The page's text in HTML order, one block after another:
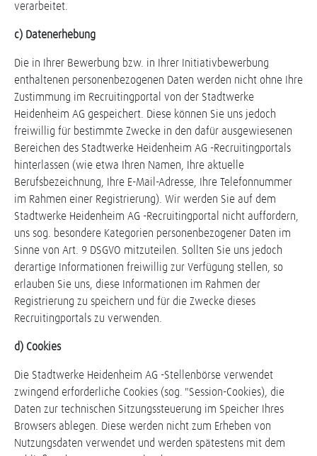
verarbeitet.
c) Datenerhebung
Die in Ihrer Bewerbung bzw. in Ihrer Initiativbewerbung
enthaltenen personenbezogenen Daten werden nicht ohne Ihre
Zustimmung im Recruitingportal von der Stadtwerke
Heidenheim AG gespeichert. Diese können Sie uns jedoch
freiwillig für bestimmte Zwecke in den dafür ausgewiesenen
Bereichen des Stadtwerke Heidenheim AG -Recruitingportals
hinterlassen (wie etwa Ihren Namen, Ihre aktuelle
Berufsbezeichnung, Ihre E-Mail-Adresse, Ihre Telefonnummer
im Rahmen einer Registrierung). Wir werden Sie auf dem
Stadtwerke Heidenheim AG -Recruitingportal nicht auffordern,
uns sog. besondere Kategorien personenbezogener Daten im
Sinne von Art. 9 DSGVO mitzuteilen. Sollten Sie uns jedoch
derartige Informationen freiwillig zur Verfügung stellen, so
erlauben Sie uns, diese Informationen im Rahmen der
Registrierung zu speichern und für die Zwecke dieses
Recruitingportals zu verwenden.
d) Cookies
Die Stadtwerke Heidenheim AG -Stellenbörse verwendet
zwingend erforderliche Cookies (sog. "Session-Cookies), die
Daten zur technischen Sitzungssteuerung im Speicher Ihres
Browsers ablegen. Diese werden nicht zum Erheben von
Nutzungsdaten verwendet und werden spätestens mit dem